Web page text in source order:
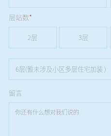
层站数*
2层 3层
6层(暂未涉及小区多层住宅加装 )
留言